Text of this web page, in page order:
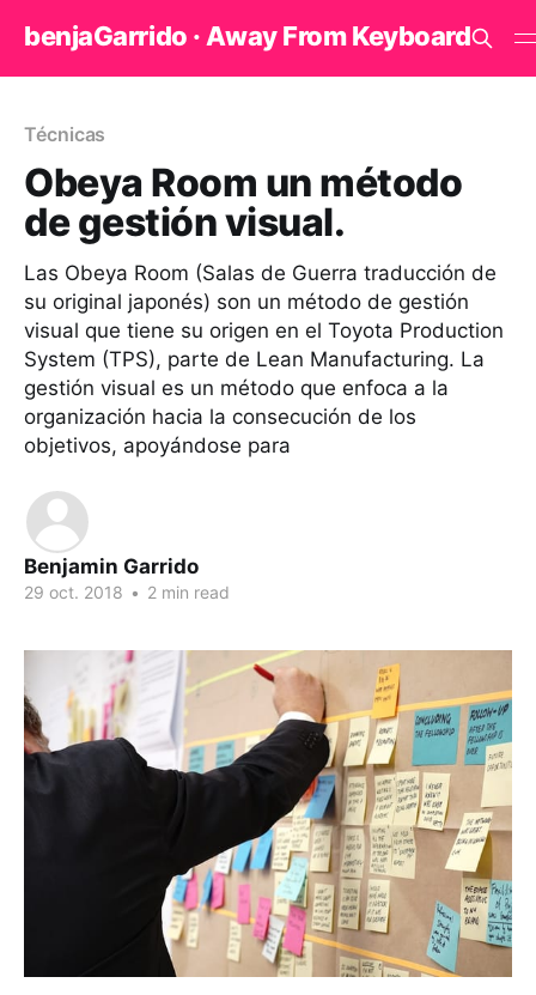
benjaGarrido · Away From Keyboard
Técnicas
Obeya Room un método
de gestión visual.
Las Obeya Room (Salas de Guerra traducción de
su original japonés) son un método de gestión
visual que tiene su origen en el Toyota Production
System (TPS), parte de Lean Manufacturing. La
gestión visual es un método que enfoca a la
organización hacia la consecución de los
objetivos, apoyándose para
Benjamin Garrido
29 oct. 2018 • 2 min read